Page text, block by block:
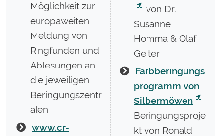
Möglichkeit zur
europaweiten
Meldung von
Ringfunden und
Ablesungen an
die jeweiligen
Beringungszentr
alen
www.cr-
von Dr.
Susanne
Homma & Olaf
Geiter
Farbberingungs
programm von
Silbermöwen
Beringungsproje
kt von Ronald